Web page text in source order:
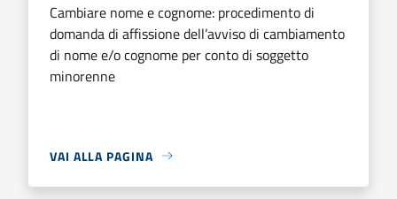
Cambiare nome e cognome: procedimento di
domanda di affissione dell’avviso di cambiamento
di nome e/o cognome per conto di soggetto
minorenne
VAI ALLA PAGINA